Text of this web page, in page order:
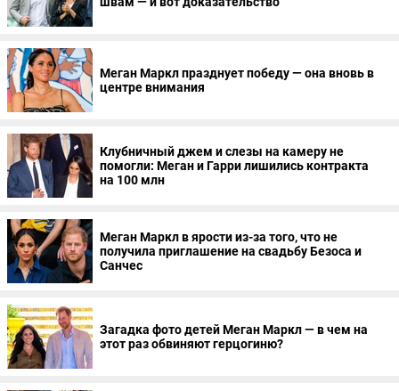
Меган Маркл празднует победу — она вновь в
центре внимания
Клубничный джем и слезы на камеру не
помогли: Меган и Гарри лишились контракта
на 100 млн
Меган Маркл в ярости из-за того, что не
получила приглашение на свадьбу Безоса и
Санчес
Загадка фото детей Меган Маркл — в чем на
этот раз обвиняют герцогиню?